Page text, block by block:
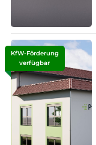
KfW-Förderung
verfügbar